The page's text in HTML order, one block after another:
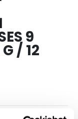
9
/ 12